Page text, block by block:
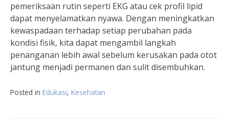
pemeriksaan rutin seperti EKG atau cek profil lipid
dapat menyelamatkan nyawa. Dengan meningkatkan
kewaspadaan terhadap setiap perubahan pada
kondisi fisik, kita dapat mengambil langkah
penanganan lebih awal sebelum kerusakan pada otot
jantung menjadi permanen dan sulit disembuhkan.
Posted in Edukasi, Kesehatan